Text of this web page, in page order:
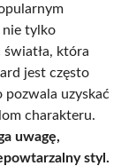
nie tylko
która
jest często
uzyskać
charakteru.
uwagę,
styl.